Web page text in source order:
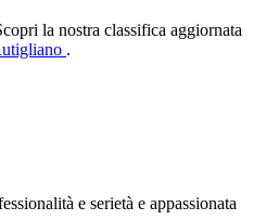
la nostra classifica aggiornata
.
e serietà e appassionata